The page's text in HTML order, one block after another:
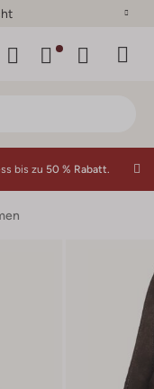
bis zu 50 % Rabatt.